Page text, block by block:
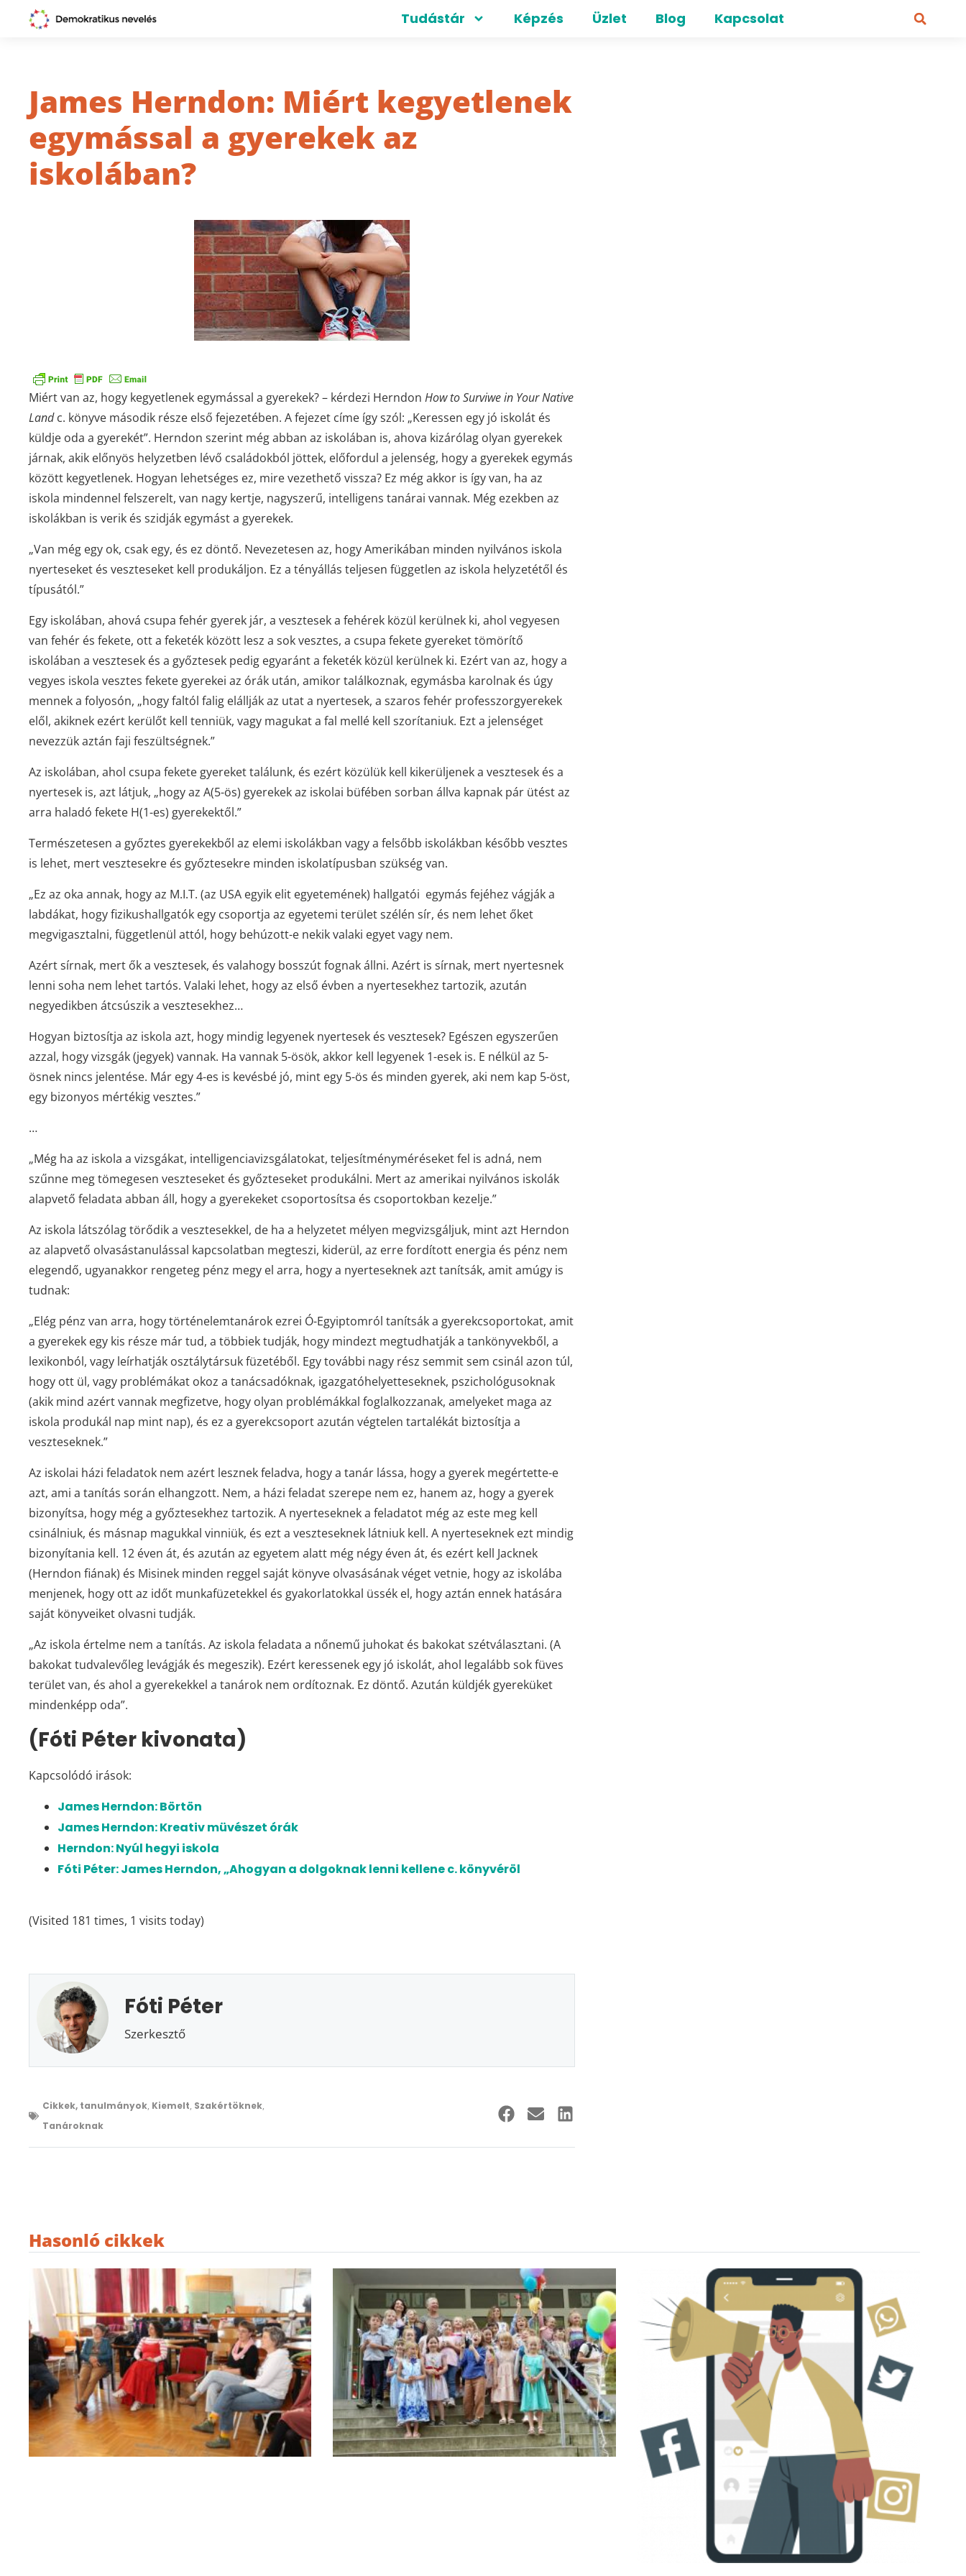
Tudástár Képzés Üzlet Blog Kapcsolat
James Herndon: Miért kegyetlenek
egymással a gyerekek az
iskolában?
Miért van az, hogy kegyetlenek egymással a gyerekek? – kérdezi Herndon How to Surviwe in Your Native
Landc. könyve második része első fejezetében. A fejezet címe így szól: „Keressen egy jó iskolát és
küldje oda a gyerekét”. Herndon szerint még abban az iskolában is, ahova kizárólag olyan gyerekek
járnak, akik előnyös helyzetben lévő családokból jöttek, előfordul a jelenség, hogy a gyerekek egymás
között kegyetlenek. Hogyan lehetséges ez, mire vezethető vissza? Ez még akkor is így van, ha az
iskola mindennel felszerelt, van nagy kertje, nagyszerű, intelligens tanárai vannak. Még ezekben az
iskolákban is verik és szidják egymást a gyerekek.
„Van még egy ok, csak egy, és ez döntő. Nevezetesen az, hogy Amerikában minden nyilvános iskola
nyerteseket és veszteseket kell produkáljon. Ez a tényállás teljesen független az iskola helyzetétől és
típusától.”
Egy iskolában, ahová csupa fehér gyerek jár, a vesztesek a fehérek közül kerülnek ki, ahol vegyesen
van fehér és fekete, ott a feketék között lesz a sok vesztes, a csupa fekete gyereket tömörítő
iskolában a vesztesek és a győztesek pedig egyaránt a feketék közül kerülnek ki. Ezért van az, hogy a
vegyes iskola vesztes fekete gyerekei az órák után, amikor találkoznak, egymásba karolnak és úgy
mennek a folyosón, „hogy faltól falig elállják az utat a nyertesek, a szaros fehér professzorgyerekek
elől, akiknek ezért kerülőt kell tenniük, vagy magukat a fal mellé kell szorítaniuk. Ezt a jelenséget
nevezzük aztán faji feszültségnek.”
Az iskolában, ahol csupa fekete gyereket találunk, és ezért közülük kell kikerüljenek a vesztesek és a
nyertesek is, azt látjuk, „hogy az A(5-ös) gyerekek az iskolai büfében sorban állva kapnak pár ütést az
arra haladó fekete H(1-es) gyerekektől.”
Természetesen a győztes gyerekekből az elemi iskolákban vagy a felsőbb iskolákban később vesztes
is lehet, mert vesztesekre és győztesekre minden iskolatípusban szükség van.
„Ez az oka annak, hogy az M.I.T. (az USA egyik elit egyetemének) hallgatói egymás fejéhez vágják a
labdákat, hogy fizikushallgatók egy csoportja az egyetemi terület szélén sír, és nem lehet őket
megvigasztalni, függetlenül attól, hogy behúzott-e nekik valaki egyet vagy nem.
Azért sírnak, mert ők a vesztesek, és valahogy bosszút fognak állni. Azért is sírnak, mert nyertesnek
lenni soha nem lehet tartós. Valaki lehet, hogy az első évben a nyertesekhez tartozik, azután
negyedikben átcsúszik a vesztesekhez…
Hogyan biztosítja az iskola azt, hogy mindig legyenek nyertesek és vesztesek? Egészen egyszerűen
azzal, hogy vizsgák (jegyek) vannak. Ha vannak 5-ösök, akkor kell legyenek 1-esek is. E nélkül az 5-
ösnek nincs jelentése. Már egy 4-es is kevésbé jó, mint egy 5-ös és minden gyerek, aki nem kap 5-öst,
egy bizonyos mértékig vesztes.”
…
„Még ha az iskola a vizsgákat, intelligenciavizsgálatokat, teljesítményméréseket fel is adná, nem
szűnne meg tömegesen veszteseket és győzteseket produkálni. Mert az amerikai nyilvános iskolák
alapvető feladata abban áll, hogy a gyerekeket csoportosítsa és csoportokban kezelje.”
Az iskola látszólag törődik a vesztesekkel, de ha a helyzetet mélyen megvizsgáljuk, mint azt Herndon
az alapvető olvasástanulással kapcsolatban megteszi, kiderül, az erre fordított energia és pénz nem
elegendő, ugyanakkor rengeteg pénz megy el arra, hogy a nyerteseknek azt tanítsák, amit amúgy is
tudnak:
„Elég pénz van arra, hogy történelemtanárok ezrei Ó-Egyiptomról tanítsák a gyerekcsoportokat, amit
a gyerekek egy kis része már tud, a többiek tudják, hogy mindezt megtudhatják a tankönyvekből, a
lexikonból, vagy leírhatják osztálytársuk füzetéből. Egy további nagy rész semmit sem csinál azon túl,
hogy ott ül, vagy problémákat okoz a tanácsadóknak, igazgatóhelyetteseknek, pszichológusoknak
(akik mind azért vannak megfizetve, hogy olyan problémákkal foglalkozzanak, amelyeket maga az
iskola produkál nap mint nap), és ez a gyerekcsoport azután végtelen tartalékát biztosítja a
veszteseknek.”
Az iskolai házi feladatok nem azért lesznek feladva, hogy a tanár lássa, hogy a gyerek megértette-e
azt, ami a tanítás során elhangzott. Nem, a házi feladat szerepe nem ez, hanem az, hogy a gyerek
bizonyítsa, hogy még a győztesekhez tartozik. A nyerteseknek a feladatot még az este meg kell
csinálniuk, és másnap magukkal vinniük, és ezt a veszteseknek látniuk kell. A nyerteseknek ezt mindig
bizonyítania kell. 12 éven át, és azután az egyetem alatt még négy éven át, és ezért kell Jacknek
(Herndon fiának) és Misinek minden reggel saját könyve olvasásának véget vetnie, hogy az iskolába
menjenek, hogy ott az időt munkafüzetekkel és gyakorlatokkal üssék el, hogy aztán ennek hatására
saját könyveiket olvasni tudják.
„Az iskola értelme nem a tanítás. Az iskola feladata a nőnemű juhokat és bakokat szétválasztani. (A
bakokat tudvalevőleg levágják és megeszik). Ezért keressenek egy jó iskolát, ahol legalább sok füves
terület van, és ahol a gyerekekkel a tanárok nem ordítoznak. Ez döntő. Azután küldjék gyereküket
mindenképp oda”.
(Fóti Péter kivonata)
Kapcsolódó irások:
James Herndon: Börtön
James Herndon: Kreativ müvészet órák
Herndon: Nyúl hegyi iskola
Fóti Péter: James Herndon, „Ahogyan a dolgoknak lenni kellene c. könyvéröl
(Visited 181 times, 1 visits today)
Fóti Péter
Szerkesztő
Cikkek, tanulmányok, Kiemelt, Szakértöknek,
Tanároknak
Hasonló cikkek